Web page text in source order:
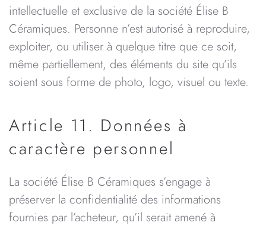
intellectuelle et exclusive de la société Élise B
Céramiques. Personne n’est autorisé à reproduire,
exploiter, ou utiliser à quelque titre que ce soit,
même partiellement, des éléments du site qu’ils
soient sous forme de photo, logo, visuel ou texte.
Article 11. Données à
caractère personnel
La société Élise B Céramiques s’engage à
préserver la confidentialité des informations
fournies par l’acheteur, qu’il serait amené à